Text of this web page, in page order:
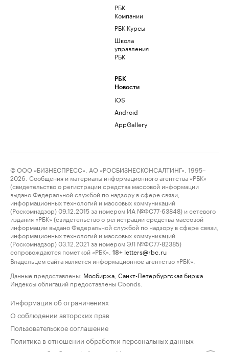
РБК
Компании
РБК Курсы
Школа
управления
РБК
РБК
Новости
iOS
Android
AppGallery
© ООО «БИЗНЕСПРЕСС», АО «РОСБИЗНЕСКОНСАЛТИНГ», 1995–
2026. Сообщения и материалы информационного агентства «РБК»
(свидетельство о регистрации средства массовой информации
выдано Федеральной службой по надзору в сфере связи,
информационных технологий и массовых коммуникаций
(Роскомнадзор) 09.12.2015 за номером ИА №ФС77-63848) и сетевого
издания «РБК» (свидетельство о регистрации средства массовой
информации выдано Федеральной службой по надзору в сфере связи,
информационных технологий и массовых коммуникаций
(Роскомнадзор) 03.12.2021 за номером ЭЛ №ФС77-82385)
сопровождаются пометкой «РБК».
18+ letters@rbc.ru
Владельцем сайта является информационное агентство «РБК».
Данные предоставлены: Мосбиржа Санкт-Петербургская биржа
Индексы облигаций предоставлены Cbonds.
Информация об ограничениях
О соблюдении авторских прав
Пользовательское соглашение
Политика в отношении обработки персональных данных